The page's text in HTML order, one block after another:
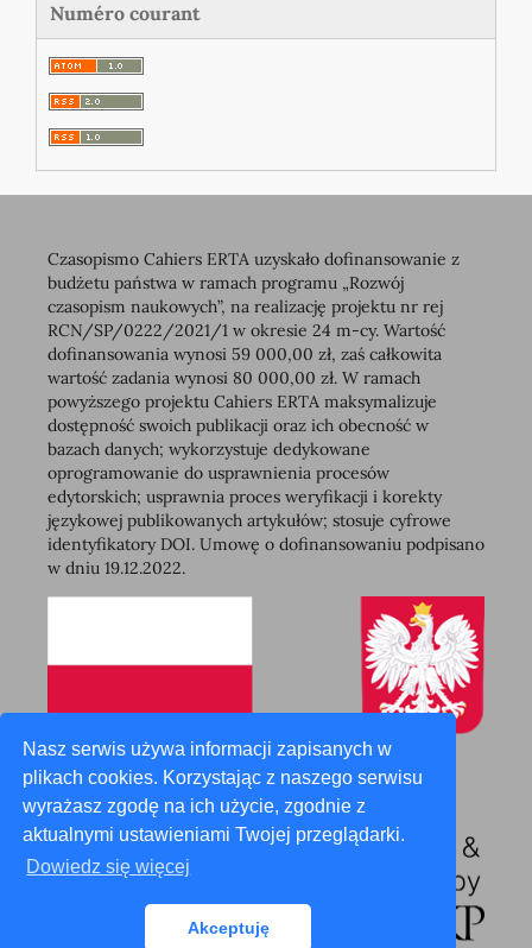
Nasz serwis używa informacji zapisanych w
plikach cookies. Korzystając z naszego serwisu
wyrażasz zgodę na ich użycie, zgodnie z
aktualnymi ustawieniami Twojej przeglądarki.
Dowiedz się więcej
Akceptuję
Numéro courant
Czasopismo Cahiers ERTA uzyskało dofinansowanie z
budżetu państwa w ramach programu „Rozwój
czasopism naukowych”, na realizację projektu nr rej
RCN/SP/0222/2021/1 w okresie 24 m-cy. Wartość
dofinansowania wynosi 59 000,00 zł, zaś całkowita
wartość zadania wynosi 80 000,00 zł. W ramach
powyższego projektu Cahiers ERTA maksymalizuje
dostępność swoich publikacji oraz ich obecność w
bazach danych; wykorzystuje dedykowane
oprogramowanie do usprawnienia procesów
edytorskich; usprawnia proces weryfikacji i korekty
językowej publikowanych artykułów; stosuje cyfrowe
identyfikatory DOI. Umowę o dofinansowaniu podpisano
w dniu 19.12.2022.